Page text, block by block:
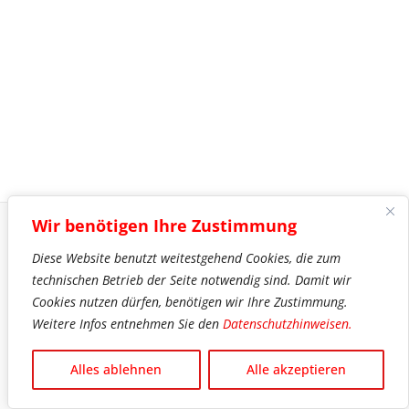
Wir benötigen Ihre Zustimmung
Diese Website benutzt weitestgehend Cookies, die zum
technischen Betrieb der Seite notwendig sind. Damit wir
Cookies nutzen dürfen, benötigen wir Ihre Zustimmung.
Weitere Infos entnehmen Sie den Datenschutzhinweisen.
Alles ablehnen Alle akzeptieren
Impressum
Datenschutz
Mitgliedschaft